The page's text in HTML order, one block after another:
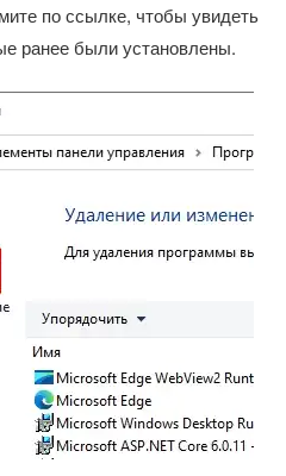
по ссылке, чтобы увидеть
ранее были установлены.